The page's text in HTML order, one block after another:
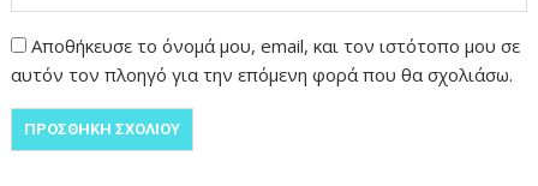
Αποθήκευσε το όνομά μου, email, και τον ιστότοπο μου σε
αυτόν τον πλοηγό για την επόμενη φορά που θα σχολιάσω.